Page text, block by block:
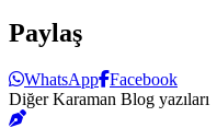
Paylaş
WhatsApp Facebook
Diğer Karaman Blog yazıları